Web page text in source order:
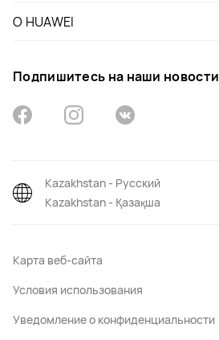
О HUAWEI
Подпишитесь на наши новости
Карта веб-сайта
Условия использования
Уведомление о конфиденциальности
Kazakhstan - Русский
Kazakhstan - Қазақша